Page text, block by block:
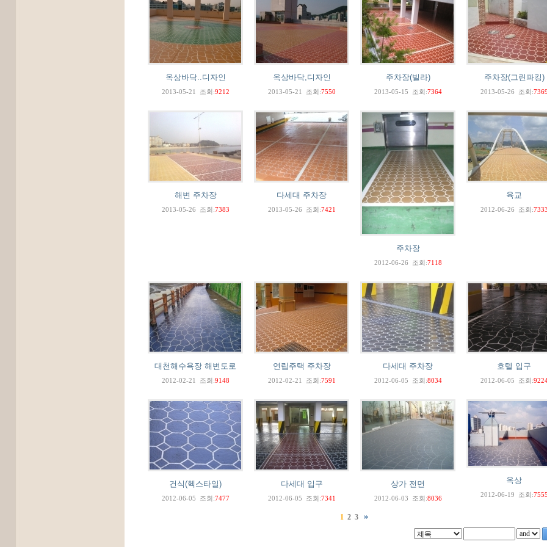
옥상바닥..디자인
2013-05-21 조회:9212
옥상바닥,디자인
2013-05-21 조회:7550
주차장(빌라)
2013-05-15 조회:7364
주차장(그린파킹)
2013-05-26 조회:
해변 주차장
2013-05-26 조회:7383
다세대 주차장
2013-05-26 조회:7421
주차장
2012-06-26 조회:7118
육교
2012-06-26 조회:
대천해수욕장 해변도로
2012-02-21 조회:9148
연립주택 주차장
2012-02-21 조회:7591
다세대 주차장
2012-06-05 조회:8034
호텔 입구
2012-06-05 조회:
건식(헥스타일)
2012-06-05 조회:7477
다세대 입구
2012-06-05 조회:7341
상가 전면
2012-06-03 조회:8036
옥상
2012-06-19 조회:
1 2 3